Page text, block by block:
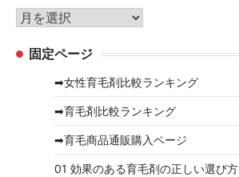
リ
ー
ア
カ 固定ページ
➡女性育毛剤比較ランキング
➡育毛剤比較ランキング
➡育毛商品通販購入ページ
01 効果のある育毛剤の正しい選び方